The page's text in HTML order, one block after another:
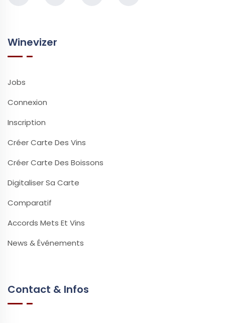
Winevizer
Jobs
Connexion
Inscription
Créer Carte Des Vins
Créer Carte Des Boissons
Digitaliser Sa Carte
Comparatif
Accords Mets Et Vins
News & Événements
Contact & Infos